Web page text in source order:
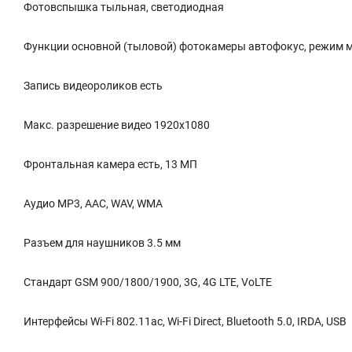
Фотовспышка тыльная, светодиодная
Функции основной (тыловой) фотокамеры автофокус, режим
Запись видеороликов есть
Макс. разрешение видео 1920x1080
Фронтальная камера есть, 13 МП
Аудио MP3, AAC, WAV, WMA
Разъем для наушников 3.5 мм
Стандарт GSM 900/1800/1900, 3G, 4G LTE, VoLTE
Интерфейсы Wi-Fi 802.11ac, Wi-Fi Direct, Bluetooth 5.0, IRDA, USB